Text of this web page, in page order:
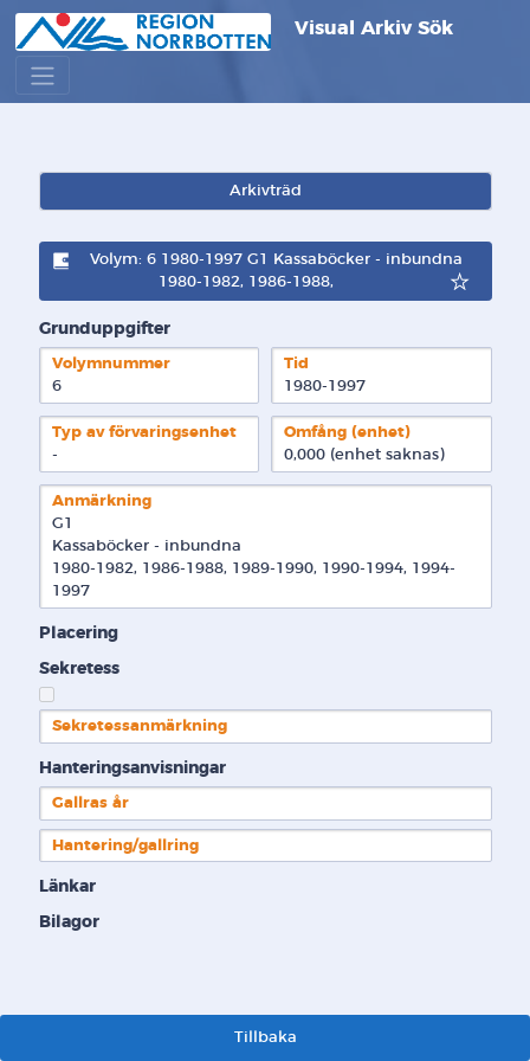
Visual Arkiv Sök
Arkivträd
Volym: 6 1980-1997 G1 Kassaböcker - inbundna
1980-1982, 1986-1988,
Grunduppgifter
Volymnummer
6
Tid
1980-1997
Typ av förvaringsenhet
-
Omfång (enhet)
0,000 (enhet saknas)
Anmärkning
G1
Kassaböcker - inbundna
1980-1982, 1986-1988, 1989-1990, 1990-1994, 1994-
1997
Placering
Sekretess
Sekretessanmärkning
Hanteringsanvisningar
Gallras år
Hantering/gallring
Länkar
Bilagor
Tillbaka